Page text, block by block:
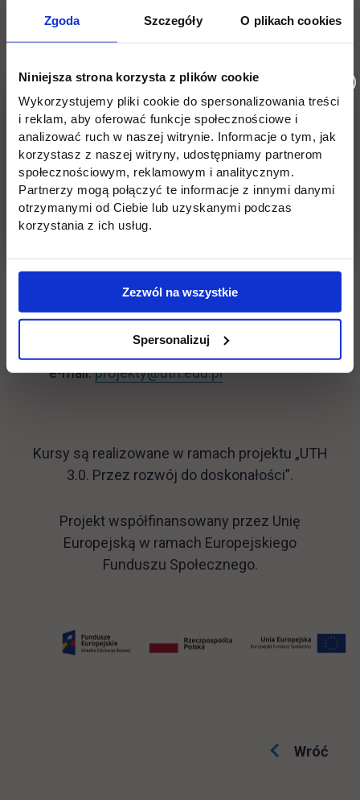
Zgoda Szczegóły O plikach cookies
Niniejsza strona korzysta z plików cookie
Wykorzystujemy pliki cookie do spersonalizowania treści
i reklam, aby oferować funkcje społecznościowe i
analizować ruch w naszej witrynie. Informacje o tym, jak
korzystasz z naszej witryny, udostępniamy partnerom
społecznościowym, reklamowym i analitycznym.
Partnerzy mogą połączyć te informacje z innymi danymi
otrzymanymi od Ciebie lub uzyskanymi podczas
korzystania z ich usług.
Zezwól na wszystkie
Spersonalizuj
zgłoszeniowego:
Zgłoszenia przyjmujemy do 25 marca 2022
roku.
W razie jakichkolwiek pytań prosimy o
Jutrzenki 135
tel.: + 48 22 262 88 25
e-mail:projekty@uth.edu.pl
Kursy są realizowane w ramach projektu „UTH
3.0. Przez rozwój do doskonałości”.
Projekt współfinansowany przez Unię
Europejską w ramach Europejskiego
Funduszu Społecznego.
Wróć